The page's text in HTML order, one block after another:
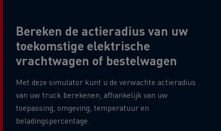
Bereken de actieradius van uw
toekomstige elektrische
vrachtwagen of bestelwagen
Met deze simulator kunt u de verwachte actieradius
van uw truck berekenen, afhankelijk van uw
toepassing, omgeving, temperatuur en
beladingspercentage.